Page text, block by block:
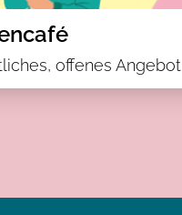
offenes Angebot